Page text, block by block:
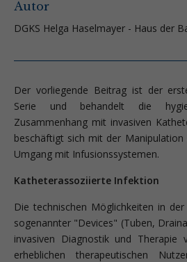
Autor
DGKS Helga Haselmayer - Haus der
Der vorliegende Beitrag ist der
Serie und behandelt die
Zusammenhang mit invasiven
beschäftigt sich mit der
Umgang mit Infusionssystemen.
Katheterassoziierte Infektion
Die technischen Möglichkeiten in
sogenannter "Devices" (Tuben,
invasiven Diagnostik und Therapie
erheblichen therapeutischen